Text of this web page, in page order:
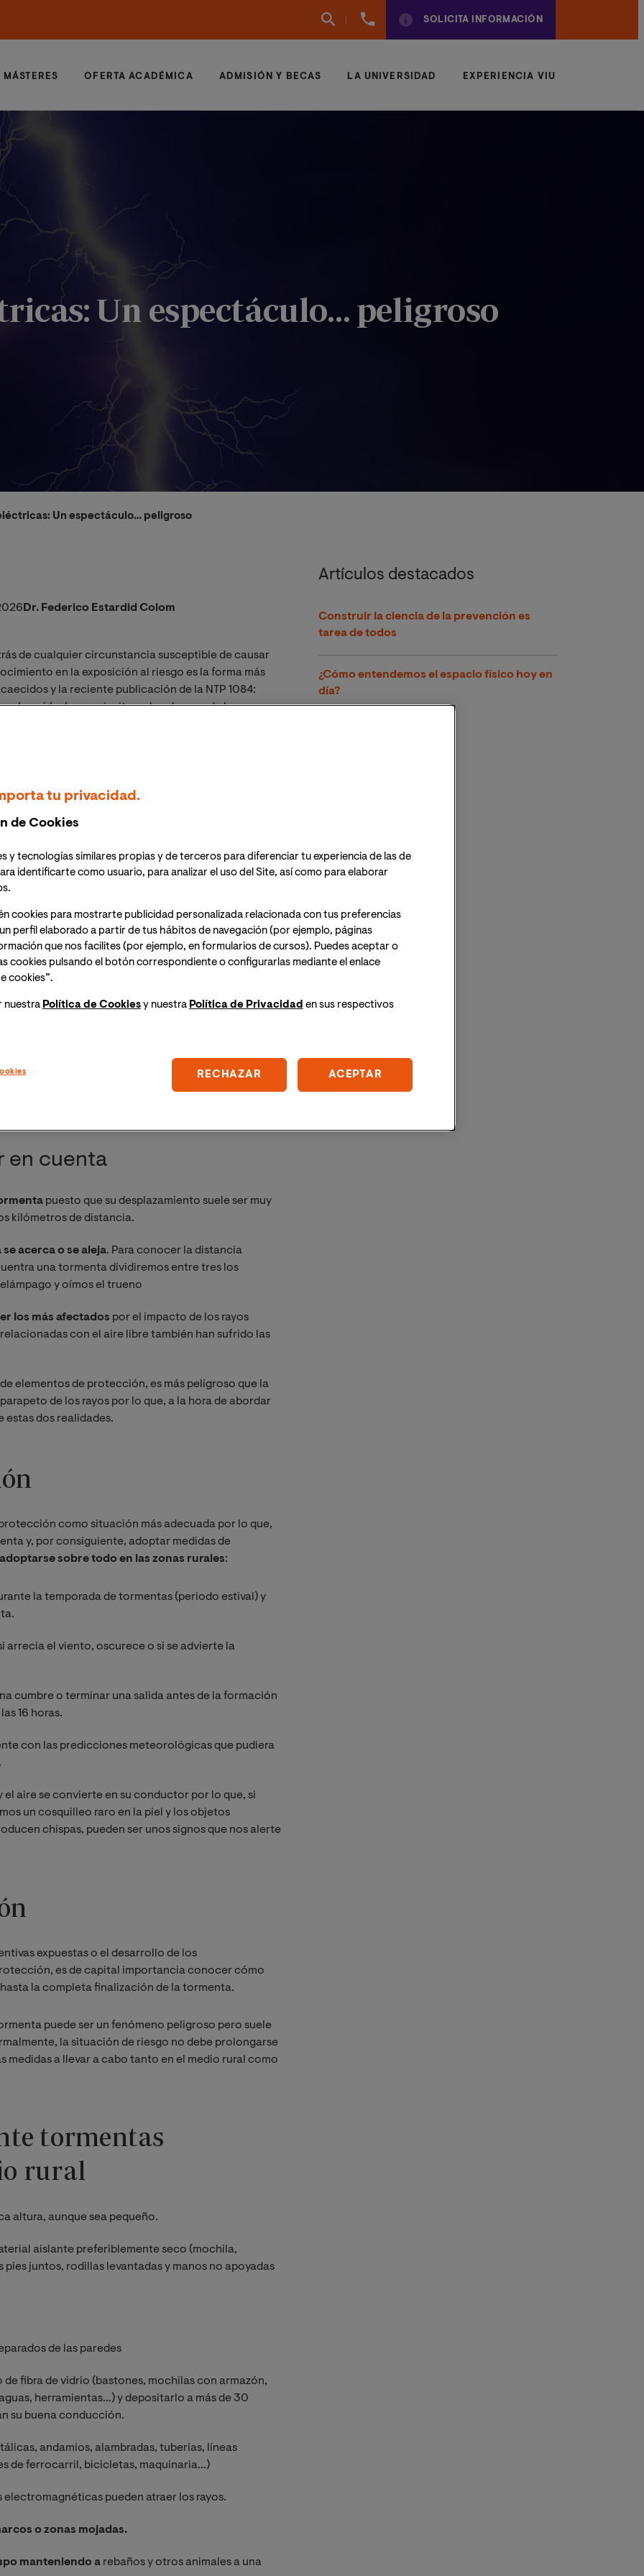
960
SOLICITA INFORMACIÓN
MÁSTERES OFERTA ACADÉMICA ADMISIÓN Y BECAS LA UNIVERSIDAD EXPERIENCIA VIU
Un espectáculo… peligroso
Un espectáculo… peligroso
Dr. Federico Estardid Colom
de cualquier circunstancia susceptible de causar
en la exposición al riesgo es la forma más
y la reciente publicación de la NTP 1084:
la caída de rayosinvita a abordar una de las
un escenario hipnótico por su belleza pero
el importante riesgo que pudiera provocar:
de rayos
a la caída de rayos
tormentas y se generan más de 8 millones de
meteorología que pueden provocar daños a
que desconozca una serie de elementales
Profesional de Agentes Forestales de la
alcanzadas por un rayo fallece y, de los
secuelas por lo que cabe concluir que,
es no salir indemne de la experiencia por lo
a fenómenos tormentosos y consideraciones a
en cuenta
puesto que su desplazamiento suele ser muy
kilómetros de distancia.
acerca o se aleja. Para conocer la distancia
una tormenta dividiremos entre tres los
y oímos el trueno
los más afectados por el impacto de los rayos
con el aire libre también han sufrido las
elementos de protección, es más peligroso que la
de los rayos por lo que, a la hora de abordar
estas dos realidades.
como situación más adecuada por lo que,
y, por consiguiente, adoptar medidas de
sobre todo en las zonas rurales:
la temporada de tormentas (periodo estival) y
arrecia el viento, oscurece o si se advierte la
cumbre o terminar una salida antes de la formación
16 horas.
con las predicciones meteorológicas que pudiera
aire se convierte en su conductor por lo que, si
un cosquilleo raro en la piel y los objetos
chispas, pueden ser unos signos que nos alerte
expuestas o el desarrollo de los
es de capital importancia conocer cómo
la completa finalización de la tormenta.
puede ser un fenómeno peligroso pero suele
la situación de riesgo no debe prolongarse
medidas a llevar a cabo tanto en el medio rural como
tormentas
rural
altura, aunque sea pequeño.
aislante preferiblemente seco (mochila,
juntos, rodillas levantadas y manos no apoyadas
de las paredes
de fibra de vidrio (bastones, mochilas con armazón,
herramientas...) y depositarlo a más de 30
su buena conducción.
andamios, alambradas, tuberías, líneas
de ferrocarril, bicicletas, maquinaria…)
electromagnéticas pueden atraer los rayos.
o zonas mojadas.
manteniendo a rebaños y otros animales a una
Artículos destacados
Construir la ciencia de la prevención es
tarea de todos
¿Cómo entendemos el espacio físico hoy en
día?
tu privacidad.
de Cookies
y tecnologías similares propias y de terceros para diferenciar tu experiencia de las de
identificarte como usuario, para analizar el uso del Site, así como para elaborar
cookies para mostrarte publicidad personalizada relacionada con tus preferencias
perfil elaborado a partir de tus hábitos de navegación (por ejemplo, páginas
que nos facilites (por ejemplo, en formularios de cursos). Puedes aceptar o
cookies pulsando el botón correspondiente o configurarlas mediante el enlace
cookies”.
nuestra Política de Cookiesy nuestra Política de Privacidad en sus respectivos
RECHAZAR ACEPTAR